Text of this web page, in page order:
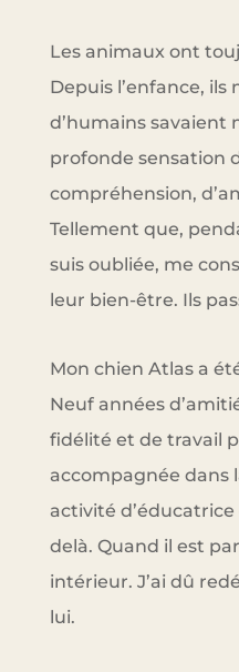
Les animaux ont
Depuis l’enfance,
d’humains savaient
profonde sensation
compréhension,
Tellement que,
suis oubliée, me
leur bien-être. Ils
Mon chien Atlas a
Neuf années
fidélité et de travail
accompagnée dans
activité
delà. Quand il est
intérieur. J’ai dû
lui.